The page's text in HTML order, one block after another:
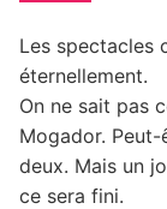
Les spectacles
éternellement.
On ne sait pas
Mogador.
deux. Mais un
ce sera fini.